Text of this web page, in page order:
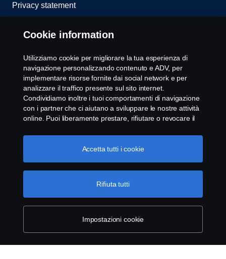
Privacy statement
Cookies
Whistleblowing
Modello 231
Impostazione Cookie
© Copyright Scania 2025 All rights reserved. Scania
CV AB, SE-151 87 Södertälje, Sweden, Tel: +46-8-
55 38 10 00, Fax: +46-8-55 38 10 37.
Cookie information
Utilizziamo cookie per migliorare la tua esperienza di
navigazione personalizzando contenuto e ADV, per
implementare risorse fornite dai social network e per
analizzare il traffico presente sul sito internet.
Condividiamo inoltre i tuoi comportamenti di navigazione
con i partner che ci aiutano a sviluppare le nostre attività
online. Puoi liberamente prestare, rifiutare o revocare il
all'attivazione dei cookie e alla possibilità di condividere le
informazioni. Cliccando "rifiuta tutti" potrai continuare la
comprendere meglio la nostra politica di gestione dei
cookie, ti invitiamo a visitare la pagina cookies, cliccando
sul link in calce. Maggiori informazioni sulla tua privacy
Impostazioni cookie
Rifiuta tutti
Accetta tutti i cookie